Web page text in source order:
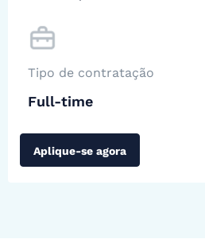
Tipo de contratação
Full-time
Aplique-se agora